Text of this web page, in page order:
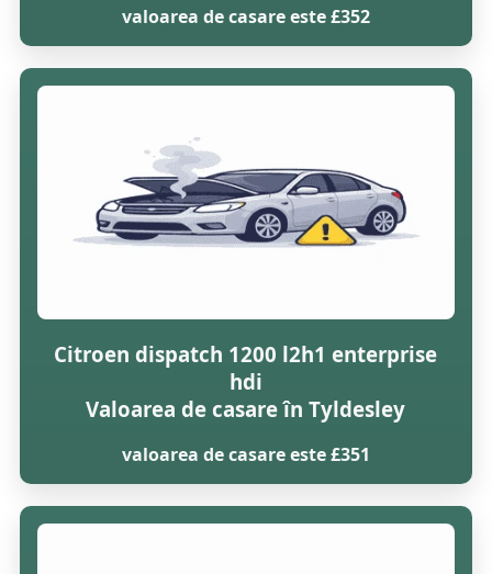
valoarea de casare este £352
Citroen dispatch 1200 l2h1 enterprise
hdi
Valoarea de casare în Tyldesley
valoarea de casare este £351